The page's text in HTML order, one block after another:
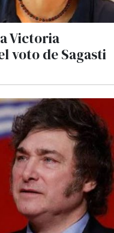
Victoria
voto de Sagasti